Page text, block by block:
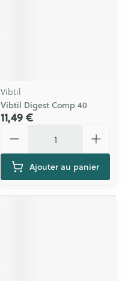
Vibtil
Vibtil Digest Comp 40
11,49 €
Ajouter au panier